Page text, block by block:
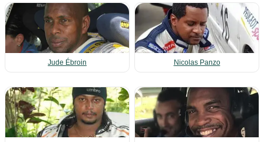
Jude Ébroin Nicolas Panzo